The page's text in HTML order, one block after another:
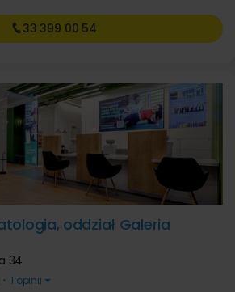
33 399 00 54
oddział Galeria
34
• 1 opinii